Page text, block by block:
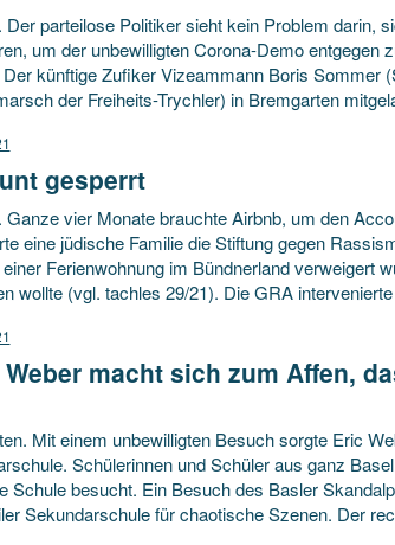
Der parteilose Politiker sieht kein Problem darin,
um der unbewilligten Corona-Demo
künftige Zufiker Vizeammann Boris Sommer
der Freiheits-Trychler) in Bremgarten
gesperrt
Ganze vier Monate brauchte Airbnb, um den
eine jüdische Familie die Stiftung gegen
Ferienwohnung im Bündnerland verweigert
wollte (vgl. tachles 29/21). Die GRA
macht sich zum Affen,
Mit einem unbewilligten Besuch sorgte Eric
Schülerinnen und Schüler aus ganz
Schule besucht. Ein Besuch des Basler
Sekundarschule für chaotische Szenen. Der